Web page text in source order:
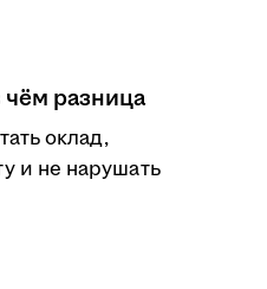
чём разница
оклад,
и не нарушать